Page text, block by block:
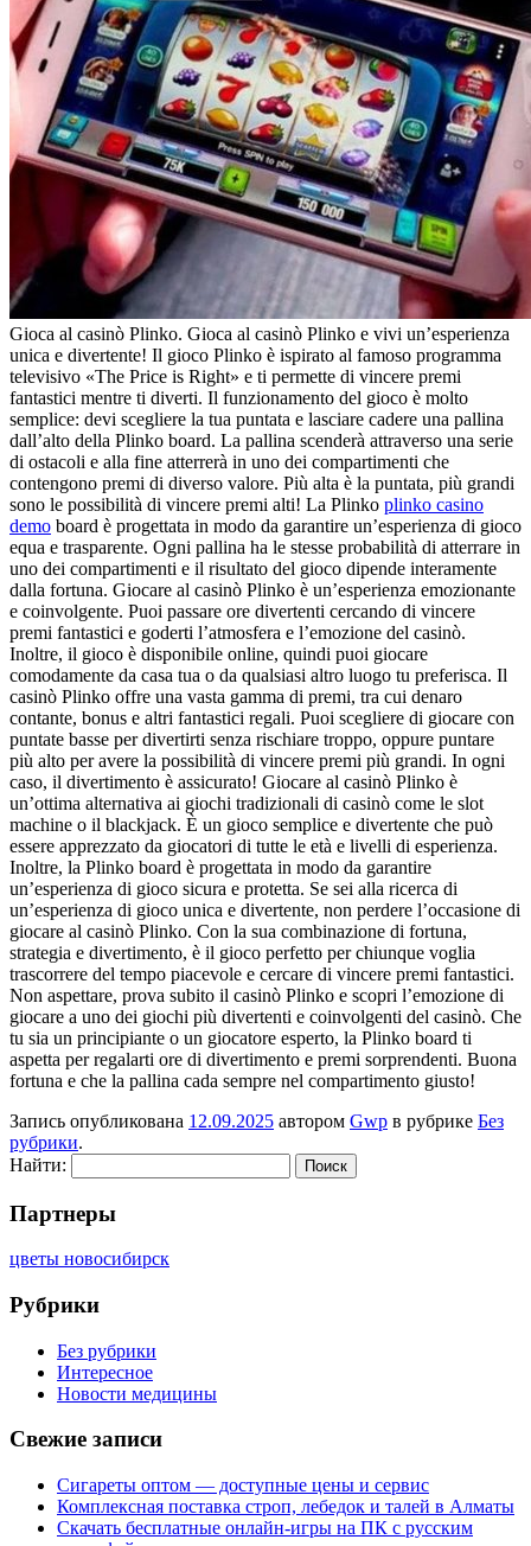
Gioca al casinò Plinko. Gioca al casinò Plinko e vivi un’esperienza
unica e divertente! Il gioco Plinko è ispirato al famoso programma
televisivo «The Price is Right» e ti permette di vincere premi
fantastici mentre ti diverti. Il funzionamento del gioco è molto
semplice: devi scegliere la tua puntata e lasciare cadere una pallina
dall’alto della Plinko board. La pallina scenderà attraverso una serie
di ostacoli e alla fine atterrerà in uno dei compartimenti che
contengono premi di diverso valore. Più alta è la puntata, più grandi
sono le possibilità di vincere premi alti! La Plinko plinko casino
demo board è progettata in modo da garantire un’esperienza di gioco
equa e trasparente. Ogni pallina ha le stesse probabilità di atterrare in
uno dei compartimenti e il risultato del gioco dipende interamente
dalla fortuna. Giocare al casinò Plinko è un’esperienza emozionante
e coinvolgente. Puoi passare ore divertenti cercando di vincere
premi fantastici e goderti l’atmosfera e l’emozione del casinò.
Inoltre, il gioco è disponibile online, quindi puoi giocare
comodamente da casa tua o da qualsiasi altro luogo tu preferisca. Il
casinò Plinko offre una vasta gamma di premi, tra cui denaro
contante, bonus e altri fantastici regali. Puoi scegliere di giocare con
puntate basse per divertirti senza rischiare troppo, oppure puntare
più alto per avere la possibilità di vincere premi più grandi. In ogni
caso, il divertimento è assicurato! Giocare al casinò Plinko è
un’ottima alternativa ai giochi tradizionali di casinò come le slot
machine o il blackjack. È un gioco semplice e divertente che può
essere apprezzato da giocatori di tutte le età e livelli di esperienza.
Inoltre, la Plinko board è progettata in modo da garantire
un’esperienza di gioco sicura e protetta. Se sei alla ricerca di
un’esperienza di gioco unica e divertente, non perdere l’occasione di
giocare al casinò Plinko. Con la sua combinazione di fortuna,
strategia e divertimento, è il gioco perfetto per chiunque voglia
trascorrere del tempo piacevole e cercare di vincere premi fantastici.
Non aspettare, prova subito il casinò Plinko e scopri l’emozione di
giocare a uno dei giochi più divertenti e coinvolgenti del casinò. Che
tu sia un principiante o un giocatore esperto, la Plinko board ti
aspetta per regalarti ore di divertimento e premi sorprendenti. Buona
fortuna e che la pallina cada sempre nel compartimento giusto!
Запись опубликована 12.09.2025 автором Gwp в рубрике Без
рубрики.
Найти:
Партнеры
цветы новосибирск
Рубрики
Без рубрики
Интересное
Новости медицины
Свежие записи
Сигареты оптом — доступные цены и сервис
Комплексная поставка строп, лебедок и талей в Алматы
Скачать бесплатные онлайн-игры на ПК с русским